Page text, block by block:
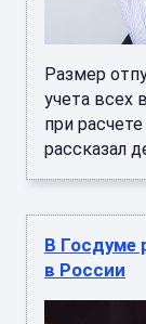
Размер
учета всех
при
рассказал
В Госдуме
в России